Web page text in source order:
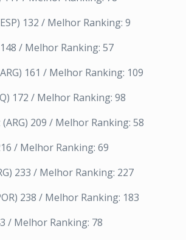
132 / Melhor Ranking: 9
/ Melhor Ranking: 57
161 / Melhor Ranking: 109
172 / Melhor Ranking: 98
209 / Melhor Ranking: 58
/ Melhor Ranking: 69
233 / Melhor Ranking: 227
238 / Melhor Ranking: 183
/ Melhor Ranking: 78